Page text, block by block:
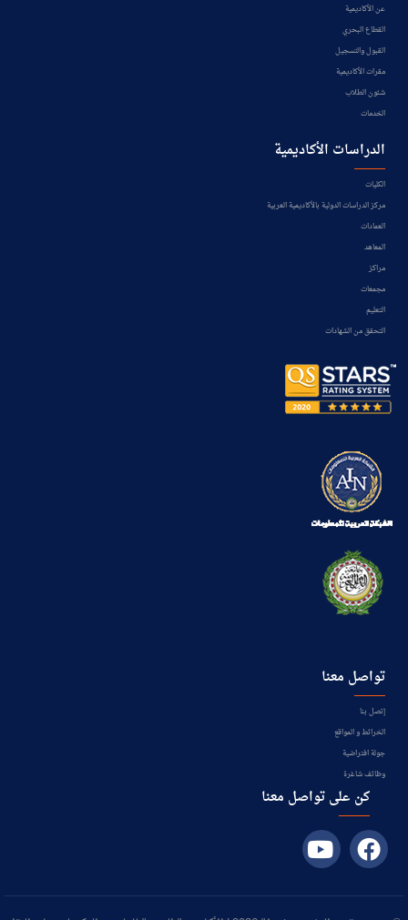
عن الأكاديمية
القطاع البحري
القبول والتسجيل
مقرات الأكاديمية
شئون الطلاب
الخدمات
الدراسات الأكاديمية
الكليات
مركز الدراسات الدولية بالأكاديمية العربية
العمادات
المعاهد
مراكز
مجمعات
التعليم
التحقق من الشهادات
تواصل معنا
إتصل بنا
الخرائط و المواقع
جولة افتراضية
وظائف شاغرة
كن على تواصل معنا